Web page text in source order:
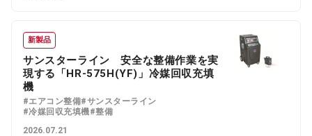
新製品
サンスターライン 安全な整備作業を実
現する「HR-575H(YF)」冷媒回収充填
機
#エアコン整備#サンスターライン
#冷媒回収充填機#整備
2026.07.21